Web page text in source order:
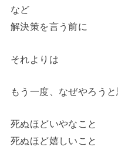
など
解決策を言う前に
それよりは
もう一度、なぜやろう
死ぬほどいやなこと
死ぬほど嬉しいこと